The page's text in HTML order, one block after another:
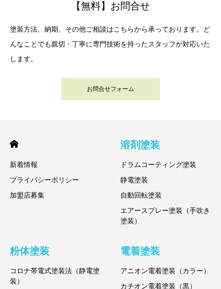
【無料】お問合せ
塗装方法、納期、その他ご相談はこちらから承っております。ど
んなことでも親切・丁寧に専門技術を持ったスタッフが対応いた
します。
お問合せフォーム
新着情報
プライバシーポリシー
加盟店募集
溶剤塗装
ドラムコーティング塗装
静電塗装
自動回転塗装
エアースプレー塗装（手吹き
塗装）
粉体塗装
コロナ帯電式塗装法（静電塗
装）
電着塗装
アニオン電着塗装（カラー）
カチオン電着塗装（黒）